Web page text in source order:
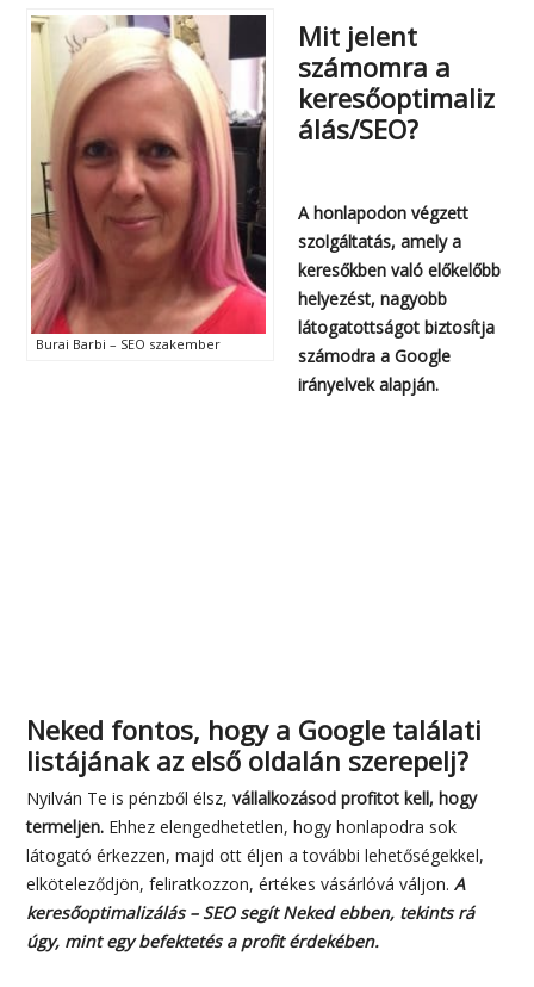
Burai Barbi – SEO szakember
Mit jelent
számomra a
keresőoptimaliz
álás/SEO?
A honlapodon végzett
szolgáltatás, amely a
keresőkben való előkelőbb
helyezést, nagyobb
látogatottságot biztosítja
számodra a Google
irányelvek alapján.
Neked fontos, hogy a Google találati
listájának az első oldalán szerepelj?
Nyilván Te is pénzből élsz, vállalkozásod profitot kell, hogy
termeljen. Ehhez elengedhetetlen, hogy honlapodra sok
látogató érkezzen, majd ott éljen a további lehetőségekkel,
elköteleződjön, feliratkozzon, értékes vásárlóvá váljon. A
keresőoptimalizálás – SEO segít Neked ebben, tekints rá
úgy, mint egy befektetés a profit érdekében.